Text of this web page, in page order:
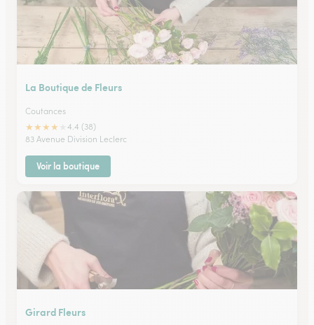
La Boutique de Fleurs
Coutances
★★★★
4.4 (38)
83 Avenue Division Leclerc
Voir la boutique
Girard Fleurs